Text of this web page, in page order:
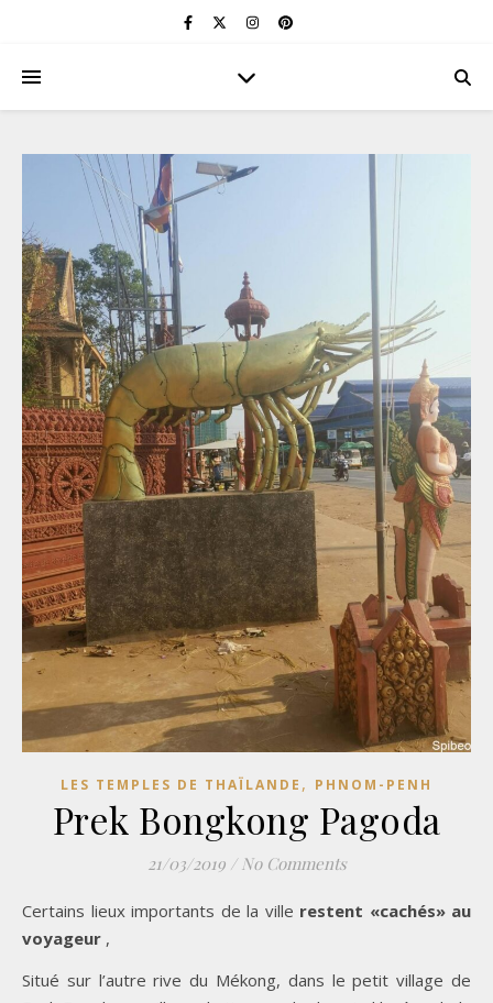
LES TEMPLES DE THAÏLANDE , PHNOM-PENH
Prek Bongkong Pagoda
21/03/2019 / No Comments
Certains lieux importants de la ville restent «cachés» au
voyageur ,
Situé sur l’autre rive du Mékong, dans le petit village de